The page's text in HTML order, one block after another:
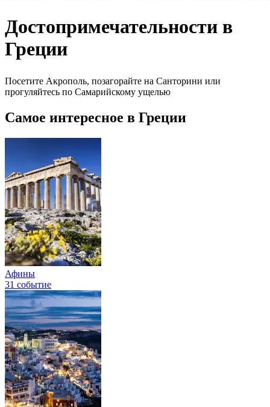
Достопримечательности в
Греции
Посетите Акрополь, позагорайте на Санторини или
прогуляйтесь по Самарийскому ущелью
Самое интересное в Греции
Афины
31 событие